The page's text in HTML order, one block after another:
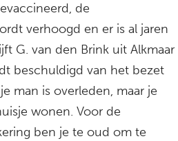
de
verhoogd en er is al jaren
G. van den Brink uit Alkmaar
beschuldigd van het bezet
man is overleden, maar je
wonen. Voor de
ben je te oud om te